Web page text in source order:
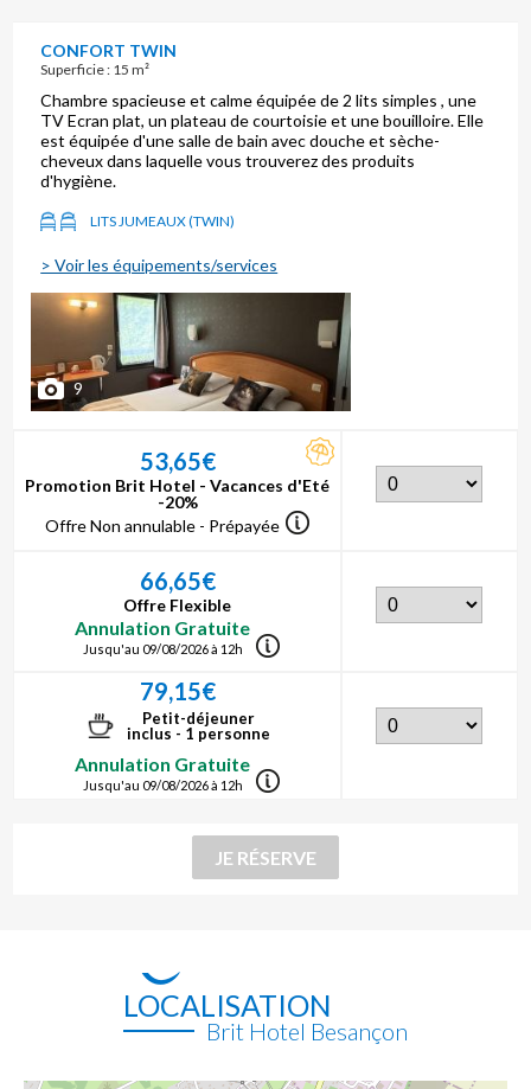
CONFORT TWIN
Superficie : 15 m²
Chambre spacieuse et calme équipée de 2 lits simples , une
TV Ecran plat, un plateau de courtoisie et une bouilloire. Elle
est équipée d'une salle de bain avec douche et sèche-
cheveux dans laquelle vous trouverez des produits
d'hygiène.
LITS JUMEAUX (TWIN)
> Voir les équipements/services
9
53,65€
Promotion Brit Hotel - Vacances d'Eté
-20%
Offre Non annulable - Prépayée
66,65€
Offre Flexible
Annulation Gratuite
Jusqu'au 09/08/2026 à 12h
79,15€
Petit-déjeuner
inclus - 1 personne
Annulation Gratuite
Jusqu'au 09/08/2026 à 12h
LOCALISATION
Brit Hotel Besançon